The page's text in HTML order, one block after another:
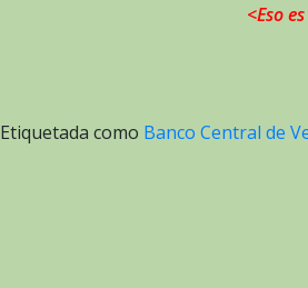
<Eso
Etiquetada como Banco Central de